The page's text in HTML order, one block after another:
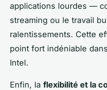
applications lourdes —
streaming ou le travail
ralentissements. Cette
point fort indéniable
Intel.
Enfin, la flexibilité et la